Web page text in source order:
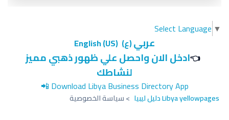
Select Language ▼
عربي(ع) English (US)
👈ادخل الان واحصل علي ظهور ذهبي مميز
لنشاطك
📲 Download Libya Business Directory App
Libya yellowpages دليل ليبيا >سياسة الخصوصية